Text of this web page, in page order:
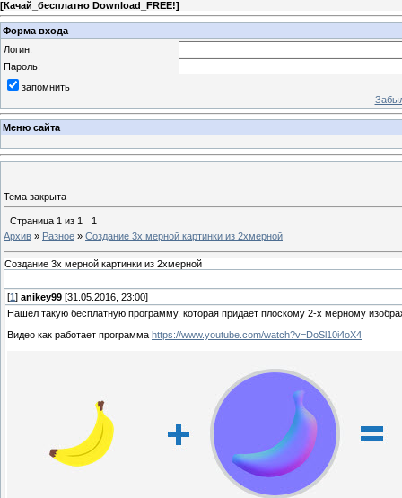
[Качай_бесплатно Download_FREE!]
Форма входа
Логин:
Пароль:
запомнить
Меню сайта
Тема закрыта
Страница 1 из 1
1
Архив » Разное » Создание 3х мерной картинки из 2хмерной
Создание 3х мерной картинки из 2хмерной
[1 ] anikey99 [31.05.2016, 23:00]
Нашел такую бесплатную программу, которая придает плоскому 2-х мерному
Видео как работает программа https://www.youtube.com/watch?v=DoSl10i4oX4